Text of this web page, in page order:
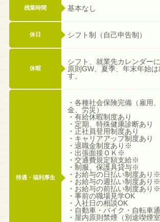
残業時間 基本なし
休日 シフト制（自己申告制）
休暇
シフト、就業先カレンダーに
原則GW、夏季、年末年始
す。
待遇・福利厚生
・各種社会保険完備（雇用
金、労災）
・有給休暇制度あり
・定期、特殊健康診断あり
・正社員登用制度あり
・キャリアアップ制度あり
・退職金制度あり※
・出張面接ＯＫ※
・交通費規定額支給※
・制服、保護具貸与※
・お給与の日払い制度あり※
・お給与の週払い制度あり※
・お給与の前払い制度あり※
・事前の職場見学OK
・入社日の相談OK
・自動車・バイク・自転車
・屋内原則禁煙（別途喫煙室